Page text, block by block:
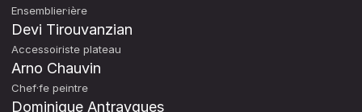
Ensemblier·ière
Devi Tirouvanzian
Accessoiriste plateau
Arno Chauvin
Chef·fe peintre
Dominique Antraygues